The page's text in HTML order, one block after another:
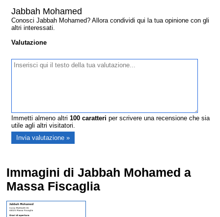
Jabbah Mohamed
Conosci Jabbah Mohamed? Allora condividi qui la tua opinione con gli
altri interessati.
Valutazione
Immetti almeno altri100 caratteri per scrivere una recensione che sia
utile agli altri visitatori.
Immagini di Jabbah Mohamed a
Massa Fiscaglia